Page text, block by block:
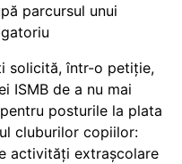
parcursul unui
solicită, într-o petiție,
ISMB de a nu mai
posturile la plata
cluburilor copiilor:
activități extrașcolare